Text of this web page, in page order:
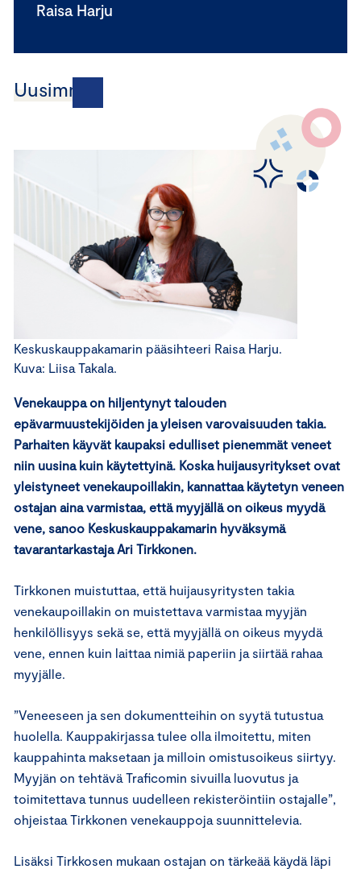
Raisa Harju
Uusimmat
Keskuskauppakamarin pääsihteeri Raisa Harju.
Kuva: Liisa Takala.
Venekauppa on hiljentynyt talouden
epävarmuustekijöiden ja yleisen varovaisuuden takia.
Parhaiten käyvät kaupaksi edulliset pienemmät veneet
niin uusina kuin käytettyinä. Koska huijausyritykset ovat
yleistyneet venekaupoillakin, kannattaa käytetyn veneen
ostajan aina varmistaa, että myyjällä on oikeus myydä
vene, sanoo Keskuskauppakamarin hyväksymä
tavarantarkastaja Ari Tirkkonen.
Tirkkonen muistuttaa, että huijausyritysten takia
venekaupoillakin on muistettava varmistaa myyjän
henkilöllisyys sekä se, että myyjällä on oikeus myydä
vene, ennen kuin laittaa nimiä paperiin ja siirtää rahaa
myyjälle.
”Veneeseen ja sen dokumentteihin on syytä tutustua
huolella. Kauppakirjassa tulee olla ilmoitettu, miten
kauppahinta maksetaan ja milloin omistusoikeus siirtyy.
Myyjän on tehtävä Traficomin sivuilla luovutus ja
toimitettava tunnus uudelleen rekisteröintiin ostajalle”,
ohjeistaa Tirkkonen venekauppoja suunnittelevia.
Lisäksi Tirkkosen mukaan ostajan on tärkeää käydä läpi